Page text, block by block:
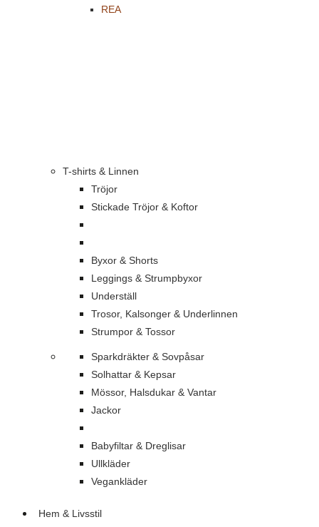
REA
T-shirts & Linnen
Tröjor
Stickade Tröjor & Koftor
Byxor & Shorts
Leggings & Strumpbyxor
Underställ
Trosor, Kalsonger & Underlinnen
Strumpor & Tossor
Sparkdräkter & Sovpåsar
Solhattar & Kepsar
Mössor, Halsdukar & Vantar
Jackor
Babyfiltar & Dreglisar
Ullkläder
Vegankläder
Hem & Livsstil